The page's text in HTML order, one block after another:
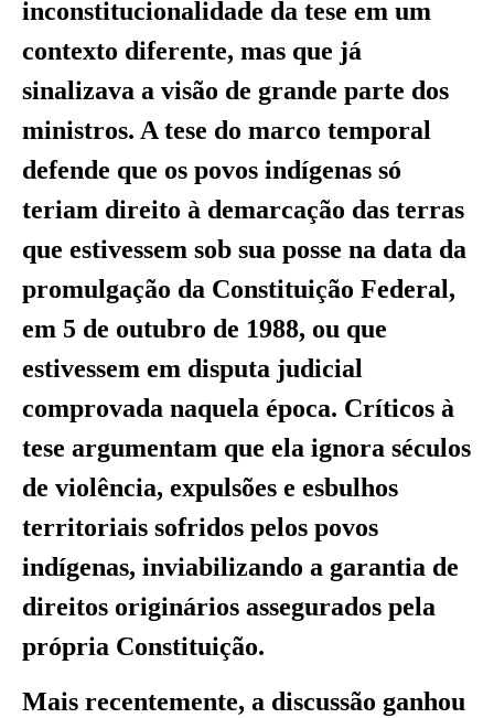
inconstitucionalidade da tese em um
contexto diferente, mas que já
sinalizava a visão de grande parte dos
ministros. A tese do marco temporal
defende que os povos indígenas só
teriam direito à demarcação das terras
que estivessem sob sua posse na data da
promulgação da Constituição Federal,
em 5 de outubro de 1988, ou que
estivessem em disputa judicial
comprovada naquela época. Críticos à
tese argumentam que ela ignora séculos
de violência, expulsões e esbulhos
territoriais sofridos pelos povos
indígenas, inviabilizando a garantia de
direitos originários assegurados pela
própria Constituição.
Mais recentemente, a discussão ganhou